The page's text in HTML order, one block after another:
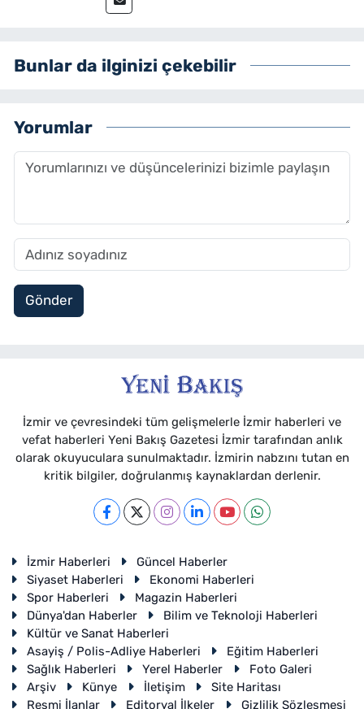
Bunlar da ilginizi çekebilir
Yorumlar
Gönder
İzmir ve çevresindeki tüm gelişmelerle İzmir haberleri ve
vefat haberleri Yeni Bakış Gazetesi İzmir tarafından anlık
olarak okuyuculara sunulmaktadır. İzmirin nabzını tutan en
kritik bilgiler, doğrulanmış kaynaklardan derlenir.
İzmir Haberleri
Güncel Haberler
Siyaset Haberleri
Ekonomi Haberleri
Spor Haberleri
Magazin Haberleri
Dünya'dan Haberler
Bilim ve Teknoloji Haberleri
Kültür ve Sanat Haberleri
Asayiş / Polis-Adliye Haberleri
Eğitim Haberleri
Sağlık Haberleri
Yerel Haberler
Foto Galeri
Arşiv
Künye İletişim
Site Haritası
Resmi İlanlar
Editoryal İlkeler Gizlilik Sözleşmesi